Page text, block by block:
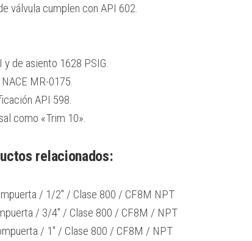
válvula cumplen con API 602.
de asiento 1628 PSIG.
MR-0175.
API 598.
como «Trim 10».
relacionados:
/ 1/2″ / Clase 800 / CF8M NPT
/ 3/4″ / Clase 800 / CF8M / NPT
/ 1″ / Clase 800 / CF8M / NPT